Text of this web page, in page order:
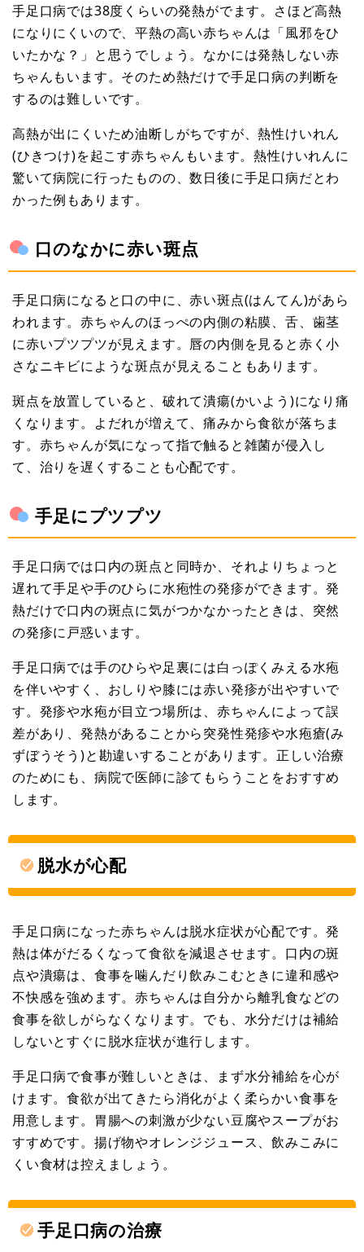
手足口病では38度くらいの発熱がでます。さほど高熱
になりにくいので、平熱の高い赤ちゃんは「風邪をひ
いたかな？」と思うでしょう。なかには発熱しない赤
ちゃんもいます。そのため熱だけで手足口病の判断を
するのは難しいです。
高熱が出にくいため油断しがちですが、熱性けいれん
(ひきつけ)を起こす赤ちゃんもいます。熱性けいれんに
驚いて病院に行ったものの、数日後に手足口病だとわ
かった例もあります。
口のなかに赤い斑点
手足口病になると口の中に、赤い斑点(はんてん)があら
われます。赤ちゃんのほっぺの内側の粘膜、舌、歯茎
に赤いプツプツが見えます。唇の内側を見ると赤く小
さなニキビにような斑点が見えることもあります。
斑点を放置していると、破れて潰瘍(かいよう)になり痛
くなります。よだれが増えて、痛みから食欲が落ちま
す。赤ちゃんが気になって指で触ると雑菌が侵入し
て、治りを遅くすることも心配です。
手足にプツプツ
手足口病では口内の斑点と同時か、それよりちょっと
遅れて手足や手のひらに水疱性の発疹ができます。発
熱だけで口内の斑点に気がつかなかったときは、突然
の発疹に戸惑います。
手足口病では手のひらや足裏には白っぽくみえる水疱
を伴いやすく、おしりや膝には赤い発疹が出やすいで
す。発疹や水疱が目立つ場所は、赤ちゃんによって誤
差があり、発熱があることから突発性発疹や水疱瘡(み
ずぼうそう)と勘違いすることがあります。正しい治療
のためにも、病院で医師に診てもらうことをおすすめ
します。
脱水が心配
手足口病になった赤ちゃんは脱水症状が心配です。発
熱は体がだるくなって食欲を減退させます。口内の斑
点や潰瘍は、食事を噛んだり飲みこむときに違和感や
不快感を強めます。赤ちゃんは自分から離乳食などの
食事を欲しがらなくなります。でも、水分だけは補給
しないとすぐに脱水症状が進行します。
手足口病で食事が難しいときは、まず水分補給を心が
けます。食欲が出てきたら消化がよく柔らかい食事を
用意します。胃腸への刺激が少ない豆腐やスープがお
すすめです。揚げ物やオレンジジュース、飲みこみに
くい食材は控えましょう。
手足口病の治療